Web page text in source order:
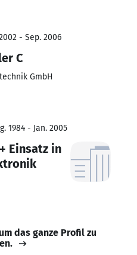
- Sep. 2006
C
GmbH
1984 - Jan. 2005
Einsatz in
das ganze Profil zu